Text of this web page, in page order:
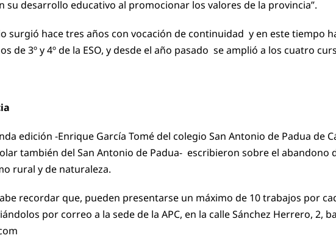
su desarrollo educativo al promocionar los valores de la provincia”.
surgió hace tres años con vocación de continuidad y en este tiempo
de 3º y 4º de la ESO, y desde el año pasado se amplió a los cuatro
edición -Enrique García Tomé del colegio San Antonio de Padua de
también del San Antonio de Padua- escribieron sobre el
rural y de naturaleza.
recordar que, pueden presentarse un máximo de 10 trabajos por
por correo a la sede de la APC, en la calle Sánchez Herrero, 2,